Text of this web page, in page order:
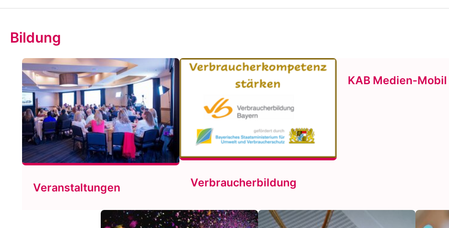
Bildung
Veranstaltungen Verbraucherbildung
KAB Medien-Mobil